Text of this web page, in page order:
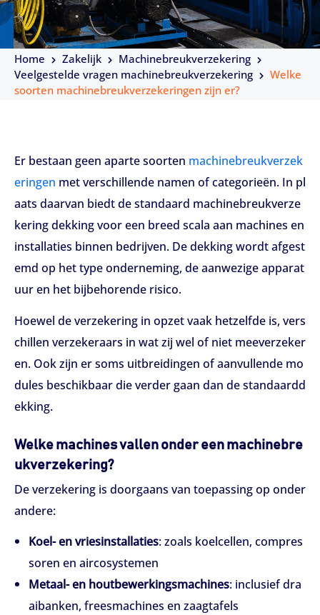
Home Zakelijk
Machinebreukverzekering
Veelgestelde vragen machinebreukverzekering
Welke
soorten machinebreukverzekeringen zijn er?
Er bestaan geen aparte soorten machinebreukverzek
eringen met verschillende namen of categorieën. In pl
aats daarvan biedt de standaard machinebreukverze
kering dekking voor een breed scala aan machines en
installaties binnen bedrijven. De dekking wordt afgest
emd op het type onderneming, de aanwezige apparat
uur en het bijbehorende risico.
Hoewel de verzekering in opzet vaak hetzelfde is, vers
chillen verzekeraars in wat zij wel of niet meeverzeker
en. Ook zijn er soms uitbreidingen of aanvullende mo
dules beschikbaar die verder gaan dan de standaardd
ekking.
Welke machines vallen onder een machinebre
ukverzekering?
De verzekering is doorgaans van toepassing op onder
andere:
Koel- en vriesinstallaties: zoals koelcellen, compres
soren en aircosystemen
Metaal- en houtbewerkingsmachines: inclusief dra
aibanken, freesmachines en zaagtafels